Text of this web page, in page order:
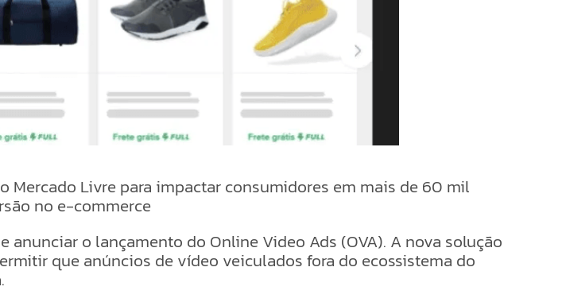
Mercado Livre para impactar consumidores em mais de 60 mil
no e-commerce
anunciar o lançamento do Online Video Ads (OVA). A nova solução
que anúncios de vídeo veiculados fora do ecossistema do